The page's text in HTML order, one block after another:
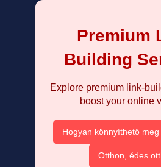
Premium
Building
Explore premium link-
boost your online
Hogyan könnyíthető
Otthon, édes